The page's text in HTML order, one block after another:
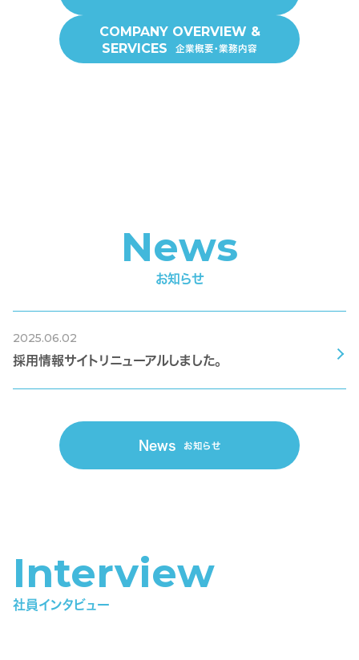
COMPANY OVERVIEW &
SERVICES
企業概要・業務内容
News
お知らせ
2025.06.02
採用情報サイトリニューアルしました。
News お知らせ
Interview
社員インタビュー